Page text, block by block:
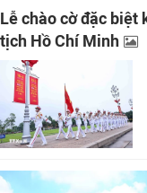
Lễ chào cờ đặc biệt
tịch Hồ Chí Minh